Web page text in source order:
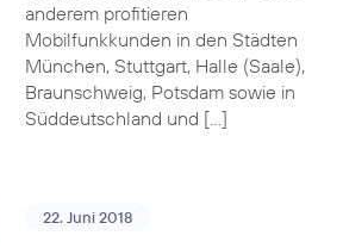
anderem profitieren
Mobilfunkkunden in den Städten
München, Stuttgart, Halle (Saale),
Braunschweig, Potsdam sowie in
Süddeutschland und […]
22. Juni 2018